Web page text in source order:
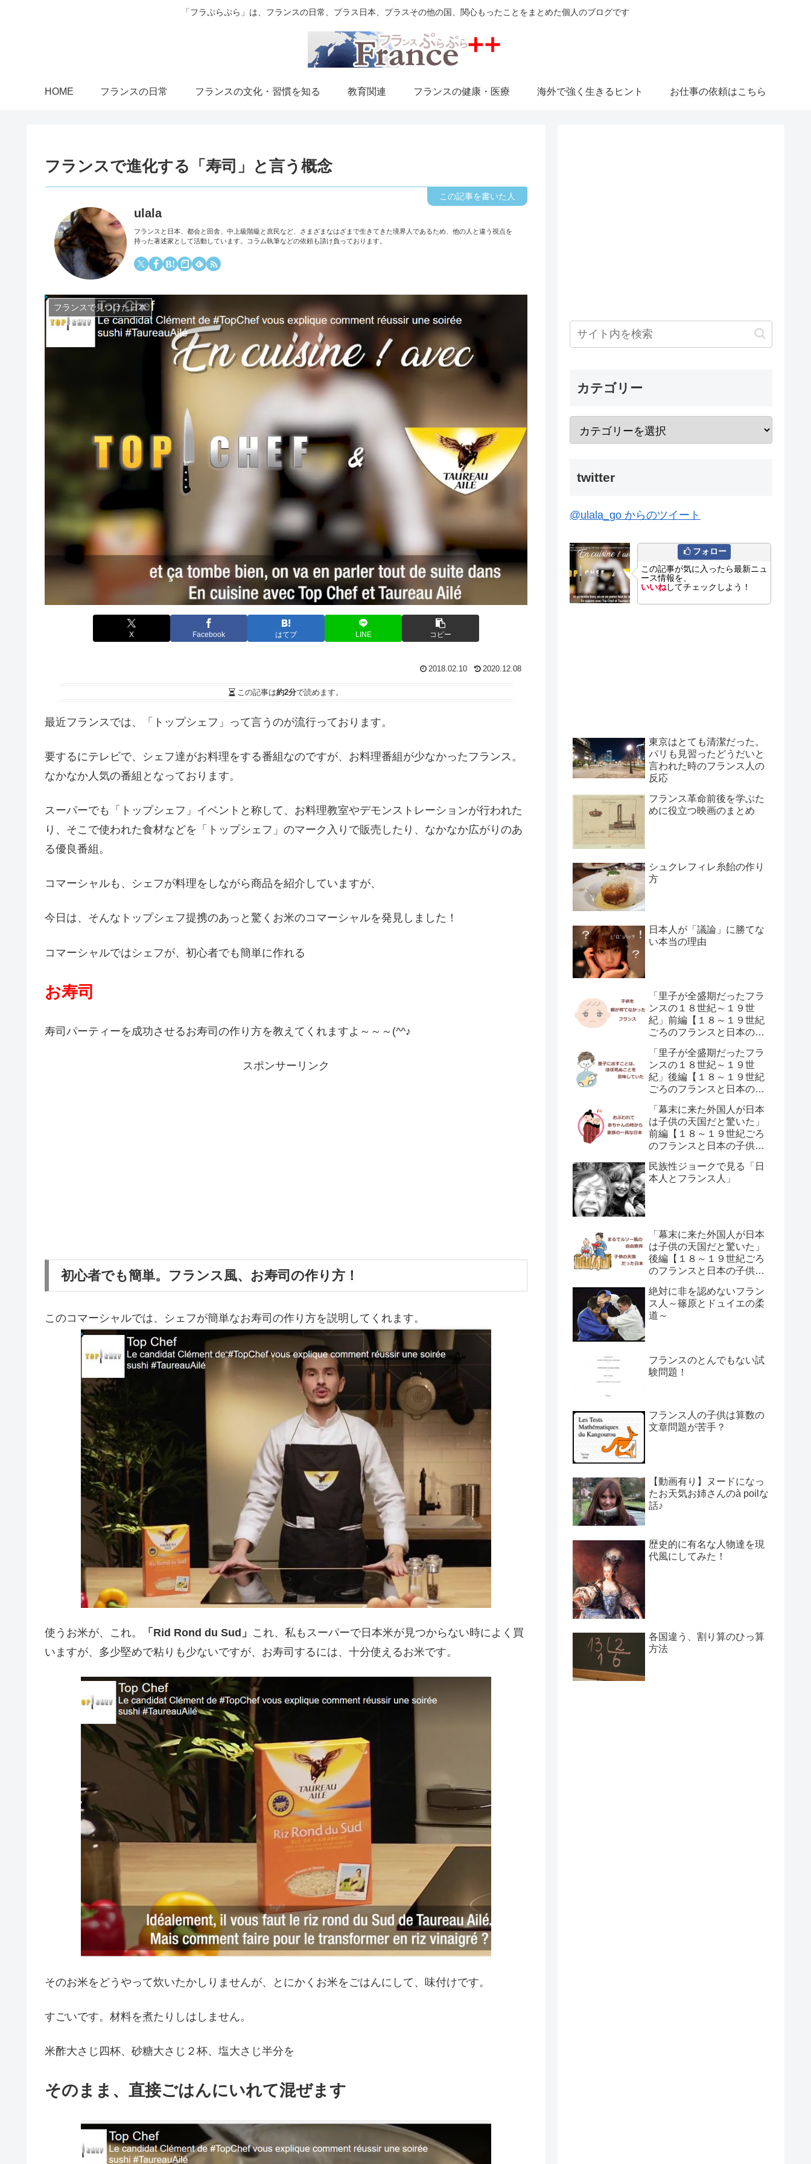
「フラぷらぷら」は、フランスの日常、プラス日本、プラスその他の国、関心もったことをまとめた個人のブログです
HOME フランスの日常 フランスの文化・習慣を知る 教育関連 フランスの健康・医療 海外で強く生きるヒント お仕事の依頼はこちら
フランスで進化する「寿司」と言う概念
ulala
フランスと日本、都会と田舎、中上級階級と庶民など、さまざまなはざまで生きてきた境界人であるため、他の人と違う視点を
持った著述家として活動しています。コラム執筆などの依頼も請け負っております。
フランスで見つけた日本
X Facebook はてブ LINE コピー
2018.02.10 2020.12.08
この記事は約2分で読めます。
最近フランスでは、「トップシェフ」って言うのが流行っております。
要するにテレビで、シェフ達がお料理をする番組なのですが、お料理番組が少なかったフランス。
なかなか人気の番組となっております。
スーパーでも「トップシェフ」イベントと称して、お料理教室やデモンストレーションが行われた
り、そこで使われた食材などを「トップシェフ」のマーク入りで販売したり、なかなか広がりのあ
る優良番組。
コマーシャルも、シェフが料理をしながら商品を紹介していますが、
今日は、そんなトップシェフ提携のあっと驚くお米のコマーシャルを発見しました！
コマーシャルではシェフが、初心者でも簡単に作れる
お寿司
寿司パーティーを成功させるお寿司の作り方を教えてくれますよ～～～(^^♪
スポンサーリンク
初心者でも簡単。フランス風、お寿司の作り方！
このコマーシャルでは、シェフが簡単なお寿司の作り方を説明してくれます。
使うお米が、これ。 「Rid Rond du Sud」 これ、私もスーパーで日本米が見つからない時によく買
いますが、多少堅めで粘りも少ないですが、お寿司するには、十分使えるお米です。
そのお米をどうやって炊いたかしりませんが、とにかくお米をごはんにして、味付けです。
すごいです。材料を煮たりしはしません。
米酢大さじ四杯、砂糖大さじ２杯、塩大さじ半分を
そのまま、直接ごはんにいれて混ぜます
カテゴリー
twitter
@ulala_go からのツイート
フォロー
この記事が気に入ったら最新ニュ
ース情報を、
いいねしてチェックしよう！
東京はとても清潔だった。
パリも見習ったどうだいと
言われた時のフランス人の
反応
フランス革命前後を学ぶた
めに役立つ映画のまとめ
シュクレフィレ糸飴の作り
方
日本人が「議論」に勝てな
い本当の理由
「里子が全盛期だったフラ
ンスの１８世紀～１９世
紀」前編【１８～１９世紀
ごろのフランスと日本の子
「里子が全盛期だったフラ
ンスの１８世紀～１９世
紀」後編【１８～１９世紀
ごろのフランスと日本の子
「幕末に来た外国人が日本
は子供の天国だと驚いた」
前編【１８～１９世紀ごろ
のフランスと日本の子供の
民族性ジョークで見る「日
本人とフランス人」
「幕末に来た外国人が日本
は子供の天国だと驚いた」
後編【１８～１９世紀ごろ
のフランスと日本の子供の
絶対に非を認めないフラン
ス人～篠原とドュイエの柔
道～
フランスのとんでもない試
験問題！
フランス人の子供は算数の
文章問題が苦手？
【動画有り】ヌードになっ
たお天気お姉さんのà poilな
話♪
歴史的に有名な人物達を現
代風にしてみた！
各国違う、割り算のひっ算
方法